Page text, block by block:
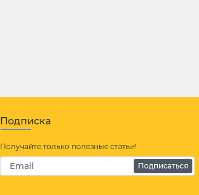
Подписка
Получайте только полезные статьи!
Подписаться